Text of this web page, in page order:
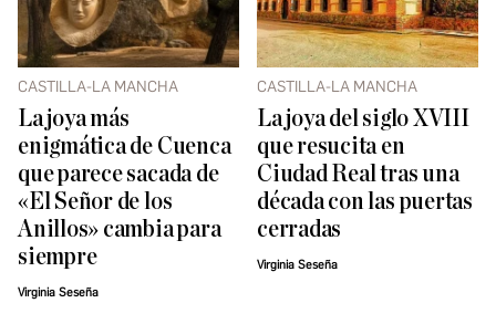
CASTILLA-LA MANCHA
La joya más
enigmática de Cuenca
que parece sacada de
«El Señor de los
Anillos» cambia para
siempre
Virginia Seseña
CASTILLA-LA MANCHA
La joya del siglo XVIII
que resucita en
Ciudad Real tras una
década con las puertas
cerradas
Virginia Seseña